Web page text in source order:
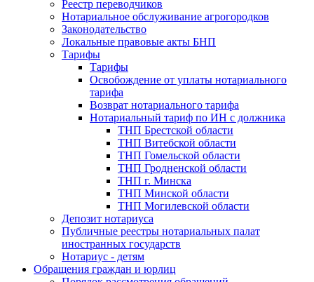
Реестр переводчиков
Нотариальное обслуживание агрогородков
Законодательство
Локальные правовые акты БНП
Тарифы
Тарифы
Освобождение от уплаты нотариального
тарифа
Возврат нотариального тарифа
Нотариальный тариф по ИН с должника
ТНП Брестской области
ТНП Витебской области
ТНП Гомельской области
ТНП Гродненской области
ТНП г. Минска
ТНП Минской области
ТНП Могилевской области
Депозит нотариуса
Публичные реестры нотариальных палат
иностранных государств
Нотариус - детям
Обращения граждан и юрлиц